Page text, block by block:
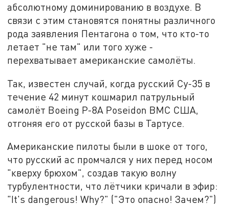
абсолютному доминированию в воздухе. В
связи с этим становятся понятны различного
рода заявления Пентагона о том, что кто-то
летает "не там" или того хуже -
перехватывает американские самолёты.
Так, известен случай, когда русский Су-35 в
течение 42 минут кошмарил патрульный
самолёт Boeing Р-8А Poseidon ВМС США,
отгоняя его от русской базы в Тартусе.
Американские пилоты были в шоке от того,
что русский ас промчался у них перед носом
"кверху брюхом", создав такую волну
турбулентности, что лётчики кричали в эфир:
"It's dangerous! Why?" ("Это опасно! Зачем?")